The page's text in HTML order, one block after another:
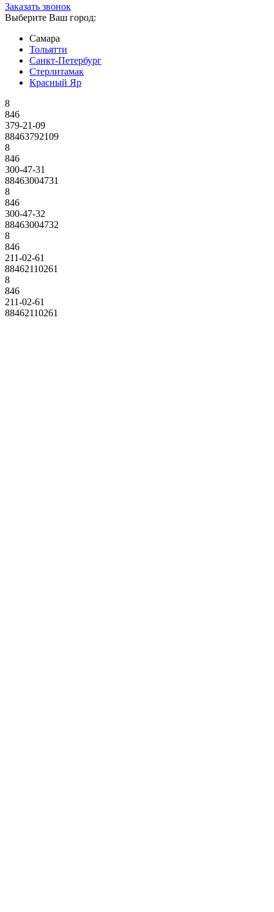
Заказать звонок
Выберите Ваш город:
Самара
Тольятти
Санкт-Петербург
Стерлитамак
Красный Яр
8
846
379-21-09
88463792109
8
846
300-47-31
88463004731
8
846
300-47-32
88463004732
8
846
211-02-61
88462110261
8
846
211-02-61
88462110261